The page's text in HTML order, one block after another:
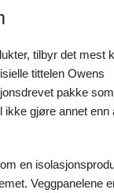
tilbyr det mest
tittelen Owens
pakke som
ikke gjøre annet enn
en
Veggpanelene